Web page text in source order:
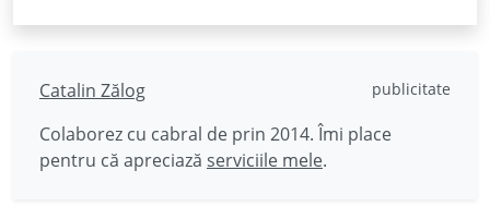
Catalin Zălog publicitate
Colaborez cu cabral de prin 2014. Îmi place
pentru că apreciază serviciile mele.